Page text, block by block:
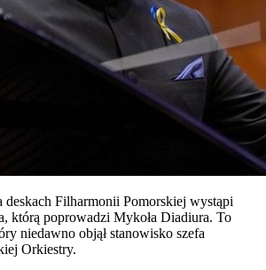
deskach Filharmonii Pomorskiej wystąpi
którą poprowadzi Mykoła Diadiura. To
niedawno objął stanowisko szefa
Orkiestry.